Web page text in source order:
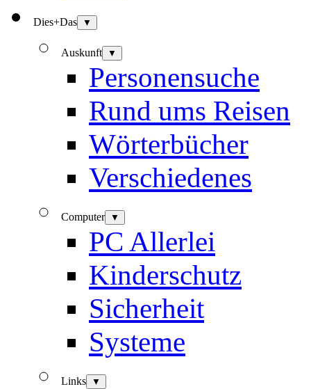
Dies+Das ▼
Auskunft ▼
Personensuche
Rund ums Reisen
Wörterbücher
Verschiedenes
Computer ▼
PC Allerlei
Kinderschutz
Sicherheit
Systeme
Links ▼